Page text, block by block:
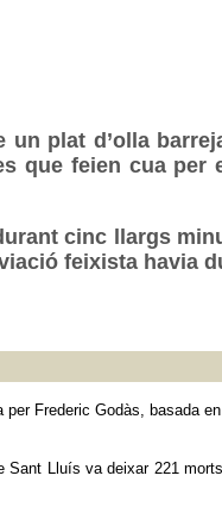
plat d’olla
que feien cua per
cinc llargs
feixista havia
Frederic Godàs, basada
Lluís va deixar 221